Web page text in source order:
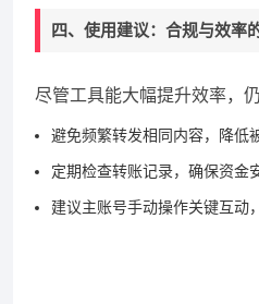
四、使用建议：合规与效率
尽管工具能大幅提升效率，
避免频繁转发相同内容，降低
定期检查转账记录，确保资金
建议主账号手动操作关键互动